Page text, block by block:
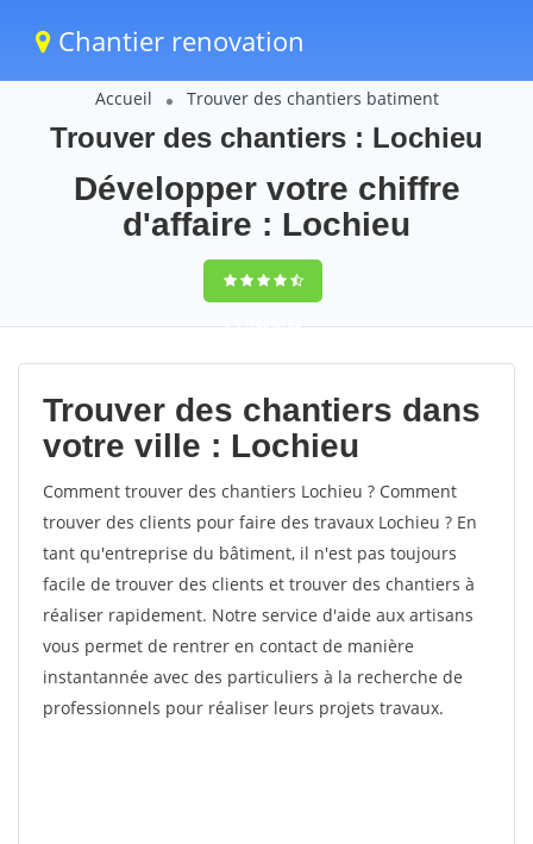
Chantier renovation
Accueil Trouver des chantiers batiment
Trouver des chantiers : Lochieu
Développer votre chiffre
d'affaire : Lochieu
9,5(100%)60
votes
Trouver des chantiers dans
votre ville : Lochieu
Comment trouver des chantiers Lochieu ? Comment
trouver des clients pour faire des travaux Lochieu ? En
tant qu'entreprise du bâtiment, il n'est pas toujours
facile de trouver des clients et trouver des chantiers à
réaliser rapidement. Notre service d'aide aux artisans
vous permet de rentrer en contact de manière
instantannée avec des particuliers à la recherche de
professionnels pour réaliser leurs projets travaux.